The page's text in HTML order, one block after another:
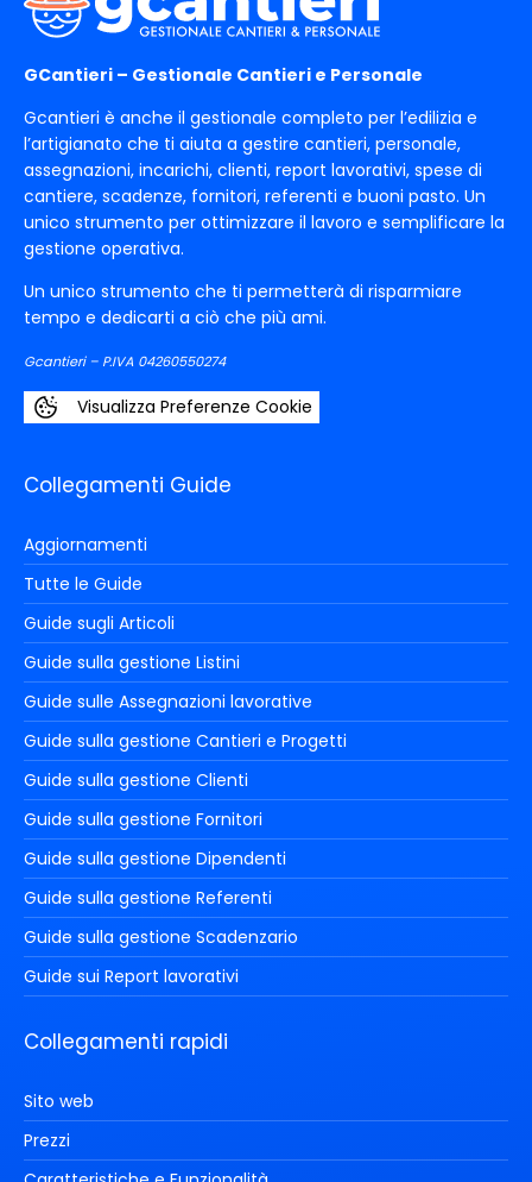
GCantieri – Gestionale Cantieri e Personale
Gcantieri è anche il gestionale completo per l’edilizia e
l’artigianato che ti aiuta a gestire cantieri, personale,
assegnazioni, incarichi, clienti, report lavorativi, spese di
cantiere, scadenze, fornitori, referenti e buoni pasto. Un
unico strumento per ottimizzare il lavoro e semplificare la
gestione operativa.
Un unico strumento che ti permetterà di risparmiare
tempo e dedicarti a ciò che più ami.
Gcantieri – P.IVA 04260550274
Visualizza Preferenze Cookie
Collegamenti Guide
Aggiornamenti
Tutte le Guide
Guide sugli Articoli
Guide sulla gestione Listini
Guide sulle Assegnazioni lavorative
Guide sulla gestione Cantieri e Progetti
Guide sulla gestione Clienti
Guide sulla gestione Fornitori
Guide sulla gestione Dipendenti
Guide sulla gestione Referenti
Guide sulla gestione Scadenzario
Guide sui Report lavorativi
Collegamenti rapidi
Sito web
Prezzi